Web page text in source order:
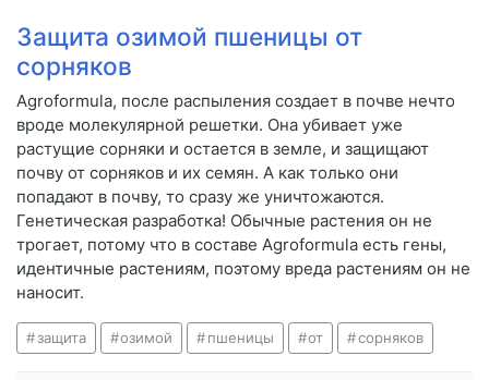
Защита озимой пшеницы от
сорняков
Agroformula, после распыления создает в почве нечто
вроде молекулярной решетки. Она убивает уже
растущие сорняки и остается в земле, и защищают
почву от сорняков и их семян. А как только они
попадают в почву, то сразу же уничтожаются.
Генетическая разработка! Обычные растения он не
трогает, потому что в составе Agroformula есть гены,
идентичные растениям, поэтому вреда растениям он не
наносит.
защита озимой пшеницы от сорняков